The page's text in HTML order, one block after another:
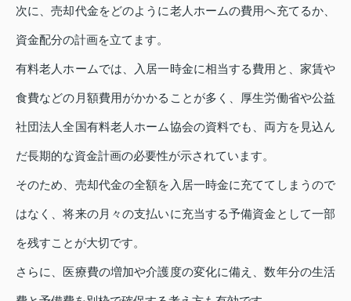
次に、売却代金をどのように老人ホームの費用へ充てるか、
資金配分の計画を立てます。
有料老人ホームでは、入居一時金に相当する費用と、家賃や
食費などの月額費用がかかることが多く、厚生労働省や公益
社団法人全国有料老人ホーム協会の資料でも、両方を見込ん
だ長期的な資金計画の必要性が示されています。
そのため、売却代金の全額を入居一時金に充ててしまうので
はなく、将来の月々の支払いに充当する予備資金として一部
を残すことが大切です。
さらに、医療費の増加や介護度の変化に備え、数年分の生活